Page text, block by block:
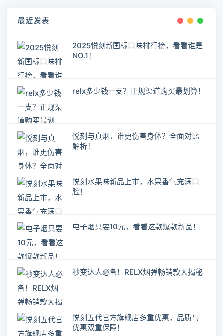
最近发表
2025悦刻新国标口味排行榜，看看谁是
NO.1！
relx多少钱一支？正规渠道购买最划算！
悦刻与真烟，谁更伤害身体？全面对比
解析！
悦刻水果味新品上市，水果香气充满口
腔！
电子烟只要10元，看看这款爆款新品！
秒变达人必备！RELX烟弹畅销款大揭秘
悦刻五代官方旗舰店多重优惠，品质与
优惠双重保障！